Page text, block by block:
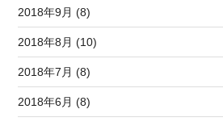
2018年9月 (8)
2018年8月 (10)
2018年7月 (8)
2018年6月 (8)